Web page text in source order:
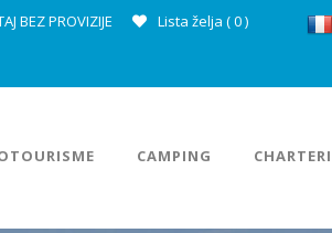
BEZ PROVIZIJE Lista želja (0)
CAMPING CHARTERI